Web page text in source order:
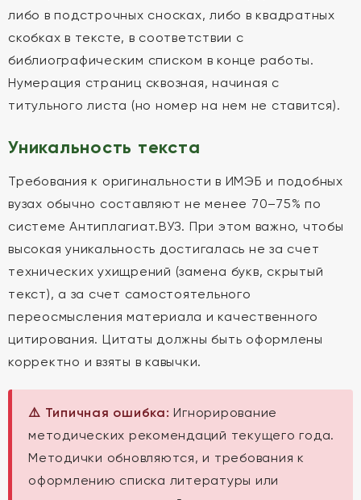
либо в подстрочных сносках, либо в квадратных
скобках в тексте, в соответствии с
библиографическим списком в конце работы.
Нумерация страниц сквозная, начиная с
титульного листа (но номер на нем не ставится).
Уникальность текста
Требования к оригинальности в ИМЭБ и подобных
вузах обычно составляют не менее 70–75% по
системе Антиплагиат.ВУЗ. При этом важно, чтобы
высокая уникальность достигалась не за счет
технических ухищрений (замена букв, скрытый
текст), а за счет самостоятельного
переосмысления материала и качественного
цитирования. Цитаты должны быть оформлены
корректно и взяты в кавычки.
⚠️ Типичная ошибка: Игнорирование
методических рекомендаций текущего года.
Методички обновляются, и требования к
оформлению списка литературы или